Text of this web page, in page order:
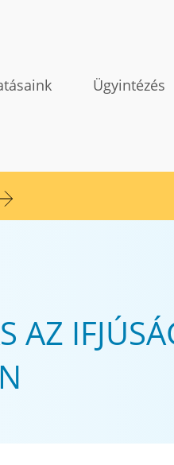
Ügyintézés
AZ